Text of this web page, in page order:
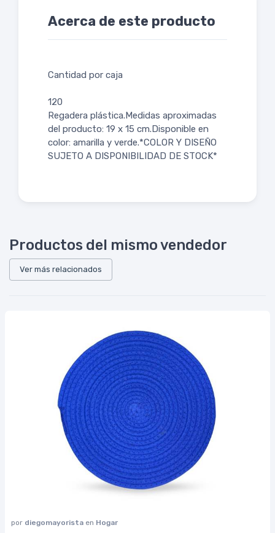
Acerca de este producto
Cantidad por caja
120
Regadera plástica.Medidas aproximadas
del producto: 19 x 15 cm.Disponible en
color: amarilla y verde.*COLOR Y DISEÑO
SUJETO A DISPONIBILIDAD DE STOCK*
Productos del mismo vendedor
Ver más relacionados
por diegomayorista en Hogar